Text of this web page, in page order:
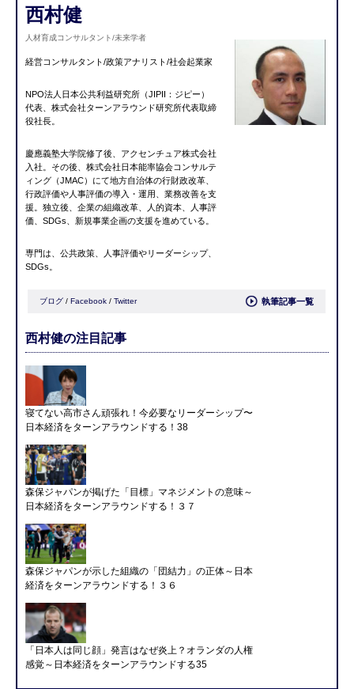
西村健
人材育成コンサルタント/未来学者
経営コンサルタント/政策アナリスト/社会起業家
NPO法人日本公共利益研究所（JIPII：ジピー）
代表、株式会社ターンアラウンド研究所代表取締
役社長。
慶應義塾大学院修了後、アクセンチュア株式会社
入社。その後、株式会社日本能率協会コンサルテ
ィング（JMAC）にて地方自治体の行財政改革、
行政評価や人事評価の導入・運用、業務改善を支
援。独立後、企業の組織改革、人的資本、人事評
価、SDGs、新規事業企画の支援を進めている。
専門は、公共政策、人事評価やリーダーシップ、
SDGs。
ブログ /Facebook /Twitter 執筆記事一覧
西村健の注目記事
寝てない高市さん頑張れ！今必要なリーダーシップ〜
日本経済をターンアラウンドする！38
森保ジャパンが掲げた「目標」マネジメントの意味～
日本経済をターンアラウンドする！３７
森保ジャパンが示した組織の「団結力」の正体～日本
経済をターンアラウンドする！３６
「日本人は同じ顔」発言はなぜ炎上？オランダの人権
感覚～日本経済をターンアラウンドする35